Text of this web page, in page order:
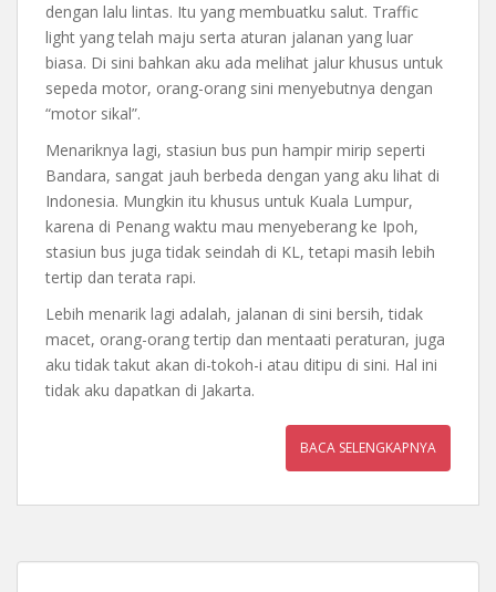
dengan lalu lintas. Itu yang membuatku salut. Traffic
light yang telah maju serta aturan jalanan yang luar
biasa. Di sini bahkan aku ada melihat jalur khusus untuk
sepeda motor, orang-orang sini menyebutnya dengan
“motor sikal”.
Menariknya lagi, stasiun bus pun hampir mirip seperti
Bandara, sangat jauh berbeda dengan yang aku lihat di
Indonesia. Mungkin itu khusus untuk Kuala Lumpur,
karena di Penang waktu mau menyeberang ke Ipoh,
stasiun bus juga tidak seindah di KL, tetapi masih lebih
tertip dan terata rapi.
Lebih menarik lagi adalah, jalanan di sini bersih, tidak
macet, orang-orang tertip dan mentaati peraturan, juga
aku tidak takut akan di-tokoh-i atau ditipu di sini. Hal ini
tidak aku dapatkan di Jakarta.
BACA SELENGKAPNYA